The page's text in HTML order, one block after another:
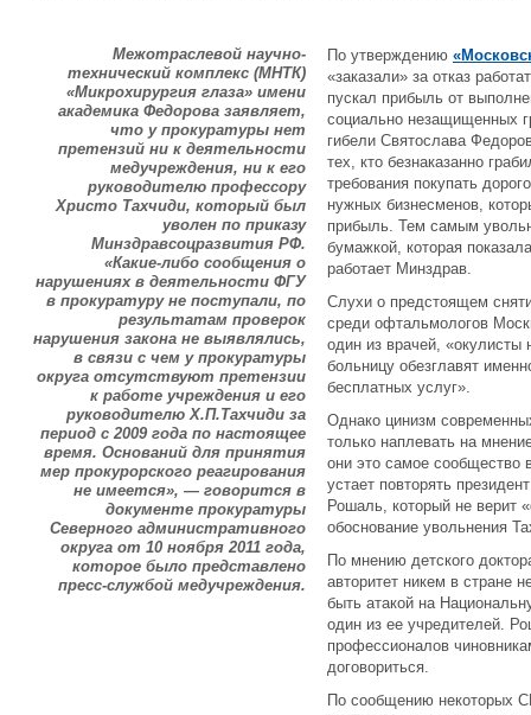
Межотраслевой научно-
технический комплекс (МНТК)
«Микрохирургия глаза» имени
академика Федорова заявляет,
что у прокуратуры нет
претензий ни к деятельности
медучреждения, ни к его
руководителю профессору
Христо Тахчиди, который был
уволен по приказу
Минздравсоцразвития РФ.
«Какие-либо сообщения о
нарушениях в деятельности ФГУ
в прокуратуру не поступали, по
результатам проверок
нарушения закона не выявлялись,
в связи с чем у прокуратуры
округа отсутствуют претензии
к работе учреждения и его
руководителю Х.П.Тахчиди за
период с 2009 года по настоящее
время. Оснований для принятия
мер прокурорского реагирования
не имеется», — говорится в
документе прокуратуры
Северного административного
округа от 10 ноября 2011 года,
которое было представлено
пресс-службой медучреждения.
По утверждению
«заказали» за отказ
пускал прибыль от
социально незащищенных
гибели Святослава
тех, кто безнаказанно
требования покупать
нужных бизнесменов,
прибыль. Тем самым
бумажкой, которая
работает Минздрав.
Слухи о предстоящем
среди офтальмологов
один из врачей, «окулисты
больницу обезглавят
бесплатных услуг».
Однако цинизм
только наплевать на
они это самое сообщество
устает повторять
Рошаль, который не верит
обоснование увольнения
По мнению детского
авторитет никем в стране
быть атакой на
один из ее учредителей.
профессионалов
договориться.
По сообщению некоторых